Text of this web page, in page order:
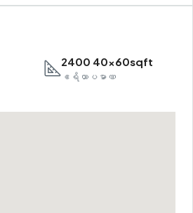
2400 40x60sqft
ဧရိယာပမာဏ